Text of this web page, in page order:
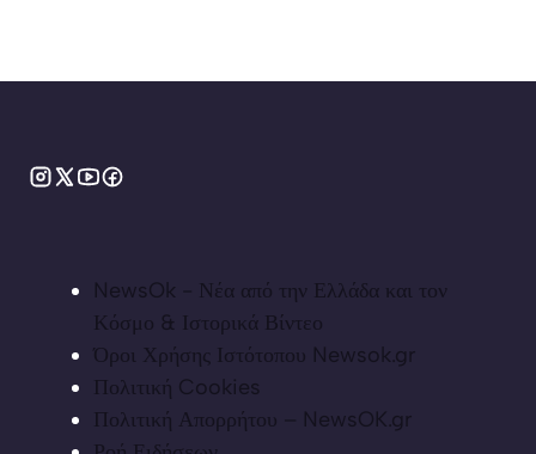
NewsOk - Νέα από την Ελλάδα και τον
Κόσμο & Ιστορικά Βίντεο
Όροι Χρήσης Ιστότοπου Newsok.gr
Πολιτική Cookies
Πολιτική Απορρήτου – NewsOK.gr